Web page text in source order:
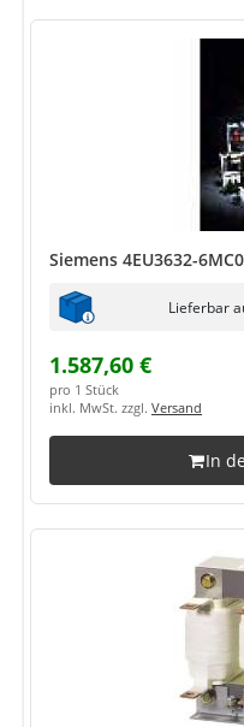
Siemens 4EU3632-
Lieferbar
1.587,60 €
pro 1 Stück
inkl. MwSt. zzgl. Versand
In